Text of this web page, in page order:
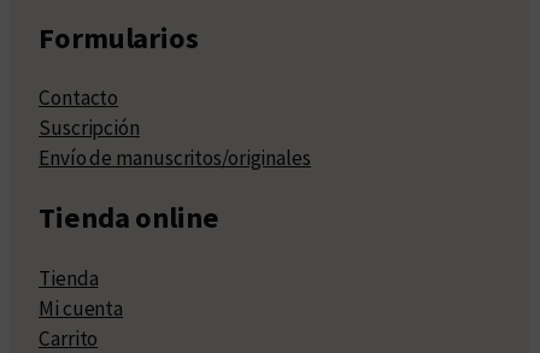
Formularios
Contacto
Suscripción
Envío de manuscritos/originales
Tienda online
Tienda
Mi cuenta
Carrito